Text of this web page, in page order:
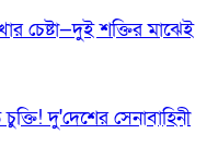
চেষ্টা—দুই শক্তির মাঝেই